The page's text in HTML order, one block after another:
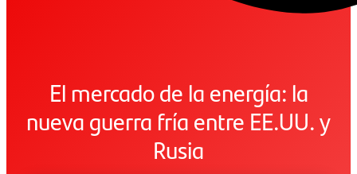
El mercado de la energía: la
nueva guerra fría entre EE.UU. y
Rusia